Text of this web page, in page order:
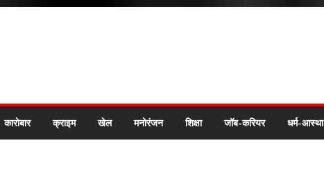
कारोबार क्राइम खेल मनोरंजन शिक्षा जॉब-करियर धर्म-आस्था